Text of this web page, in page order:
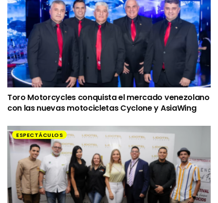
Toro Motorcycles conquista el mercado venezolano
con las nuevas motocicletas Cyclone y AsiaWing
ESPECTÁCULOS